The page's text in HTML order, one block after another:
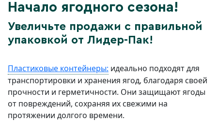
Начало ягодного сезона!
Увеличьте продажи с правильной
упаковкой от Лидер-Пак!
Пластиковые контейнеры: идеально подходят для
транспортировки и хранения ягод, благодаря своей
прочности и герметичности. Они защищают ягоды
от повреждений, сохраняя их свежими на
протяжении долгого времени.